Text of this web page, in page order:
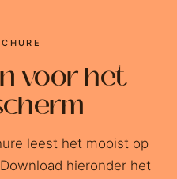
voor het
leest het mooist op
hieronder het